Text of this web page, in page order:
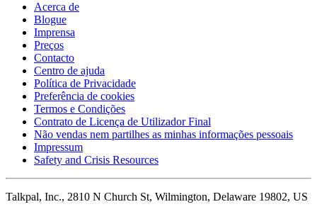
Acerca de
Blogue
Imprensa
Preços
Contacto
Centro de ajuda
Política de Privacidade
Preferência de cookies
Termos e Condições
Contrato de Licença de Utilizador Final
Não vendas nem partilhes as minhas informações pessoais
Impressum
Safety and Crisis Resources
Talkpal, Inc., 2810 N Church St, Wilmington, Delaware 19802, US